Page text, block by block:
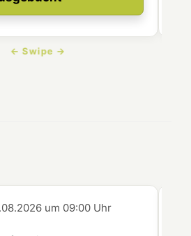
um 09:00 Uhr